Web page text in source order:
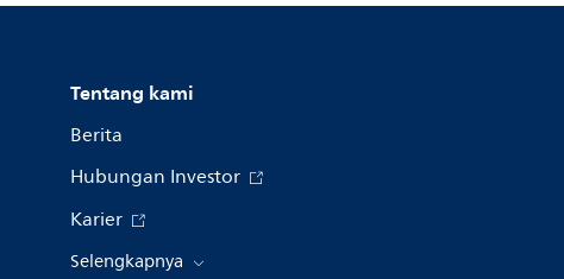
Tentang kami
Berita
Hubungan Investor
Karier
Selengkapnya